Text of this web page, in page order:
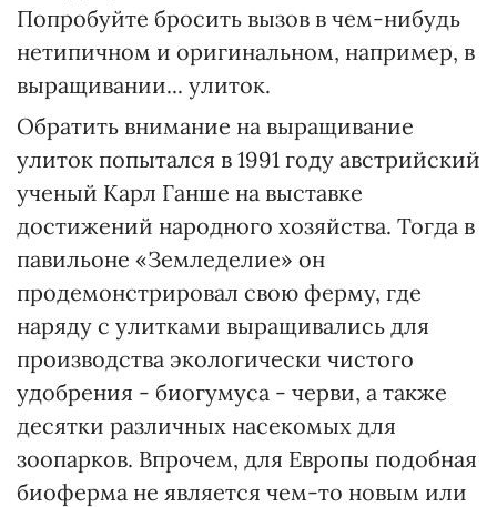
Попробуйте бросить вызов в чем-нибудь
нетипичном и оригинальном, например, в
выращивании... улиток.
Обратить внимание на выращивание
улиток попытался в 1991 году австрийский
ученый Карл Ганше на выставке
достижений народного хозяйства. Тогда в
павильоне «Земледелие» он
продемонстрировал свою ферму, где
наряду с улитками выращивались для
производства экологически чистого
удобрения - биогумуса - черви, а также
десятки различных насекомых для
зоопарков. Впрочем, для Европы подобная
биоферма не является чем-то новым или